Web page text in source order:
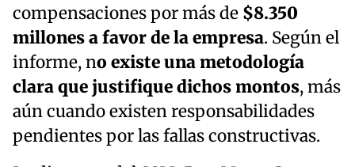
compensaciones por más de $8.350
millones a favor de la empresa. Según el
informe, no existe una metodología
clara que justifique dichos montos, más
aún cuando existen responsabilidades
pendientes por las fallas constructivas.